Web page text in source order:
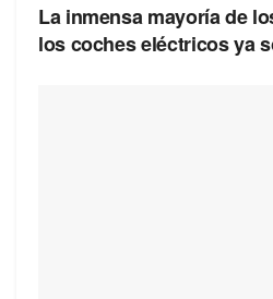
La inmensa mayoría de
los coches eléctricos ya